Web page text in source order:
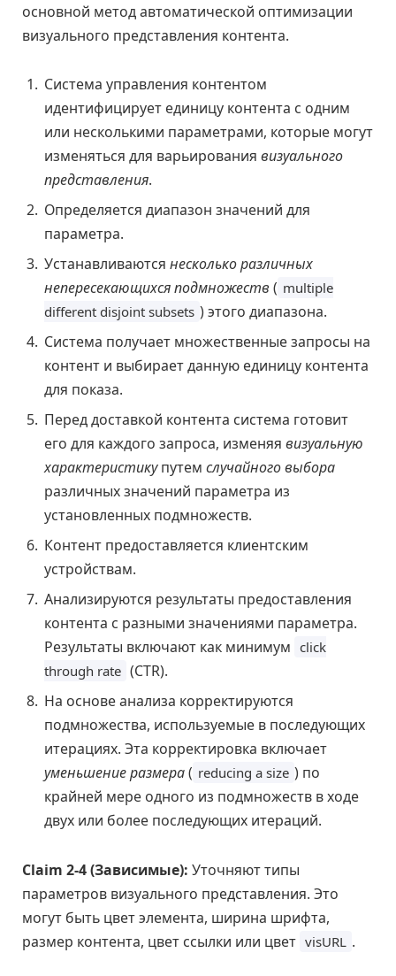
основной метод автоматической оптимизации
визуального представления контента.
Система управления контентом
идентифицирует единицу контента с одним
или несколькими параметрами, которые могут
изменяться для варьирования визуального
представления.
Определяется диапазон значений для
параметра.
Устанавливаются несколько различных
непересекающихся подмножеств ( multiple
different disjoint subsets ) этого диапазона.
Система получает множественные запросы на
контент и выбирает данную единицу контента
для показа.
Перед доставкой контента система готовит
его для каждого запроса, изменяя визуальную
характеристикупутем случайного выбора
различных значений параметра из
установленных подмножеств.
Контент предоставляется клиентским
устройствам.
Анализируются результаты предоставления
контента с разными значениями параметра.
Результаты включают как минимум click
through rate (CTR).
На основе анализа корректируются
подмножества, используемые в последующих
итерациях. Эта корректировка включает
уменьшение размера( reducing a size ) по
крайней мере одного из подмножеств в ходе
двух или более последующих итераций.
Claim 2-4 (Зависимые): Уточняют типы
параметров визуального представления. Это
могут быть цвет элемента, ширина шрифта,
размер контента, цвет ссылки или цвет visURL .